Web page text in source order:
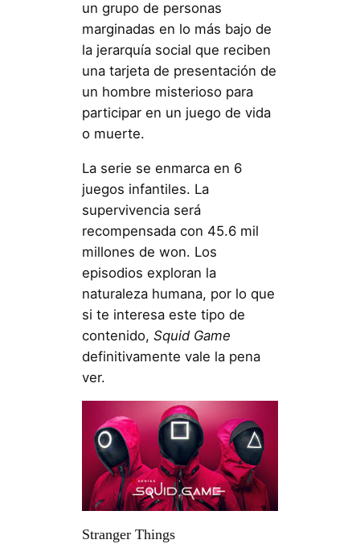
un grupo de personas
marginadas en lo más bajo de
la jerarquía social que reciben
una tarjeta de presentación de
un hombre misterioso para
participar en un juego de vida
o muerte.
La serie se enmarca en 6
juegos infantiles. La
supervivencia será
recompensada con 45.6 mil
millones de won. Los
episodios exploran la
naturaleza humana, por lo que
si te interesa este tipo de
contenido, Squid Game
definitivamente vale la pena
ver.
Stranger Things